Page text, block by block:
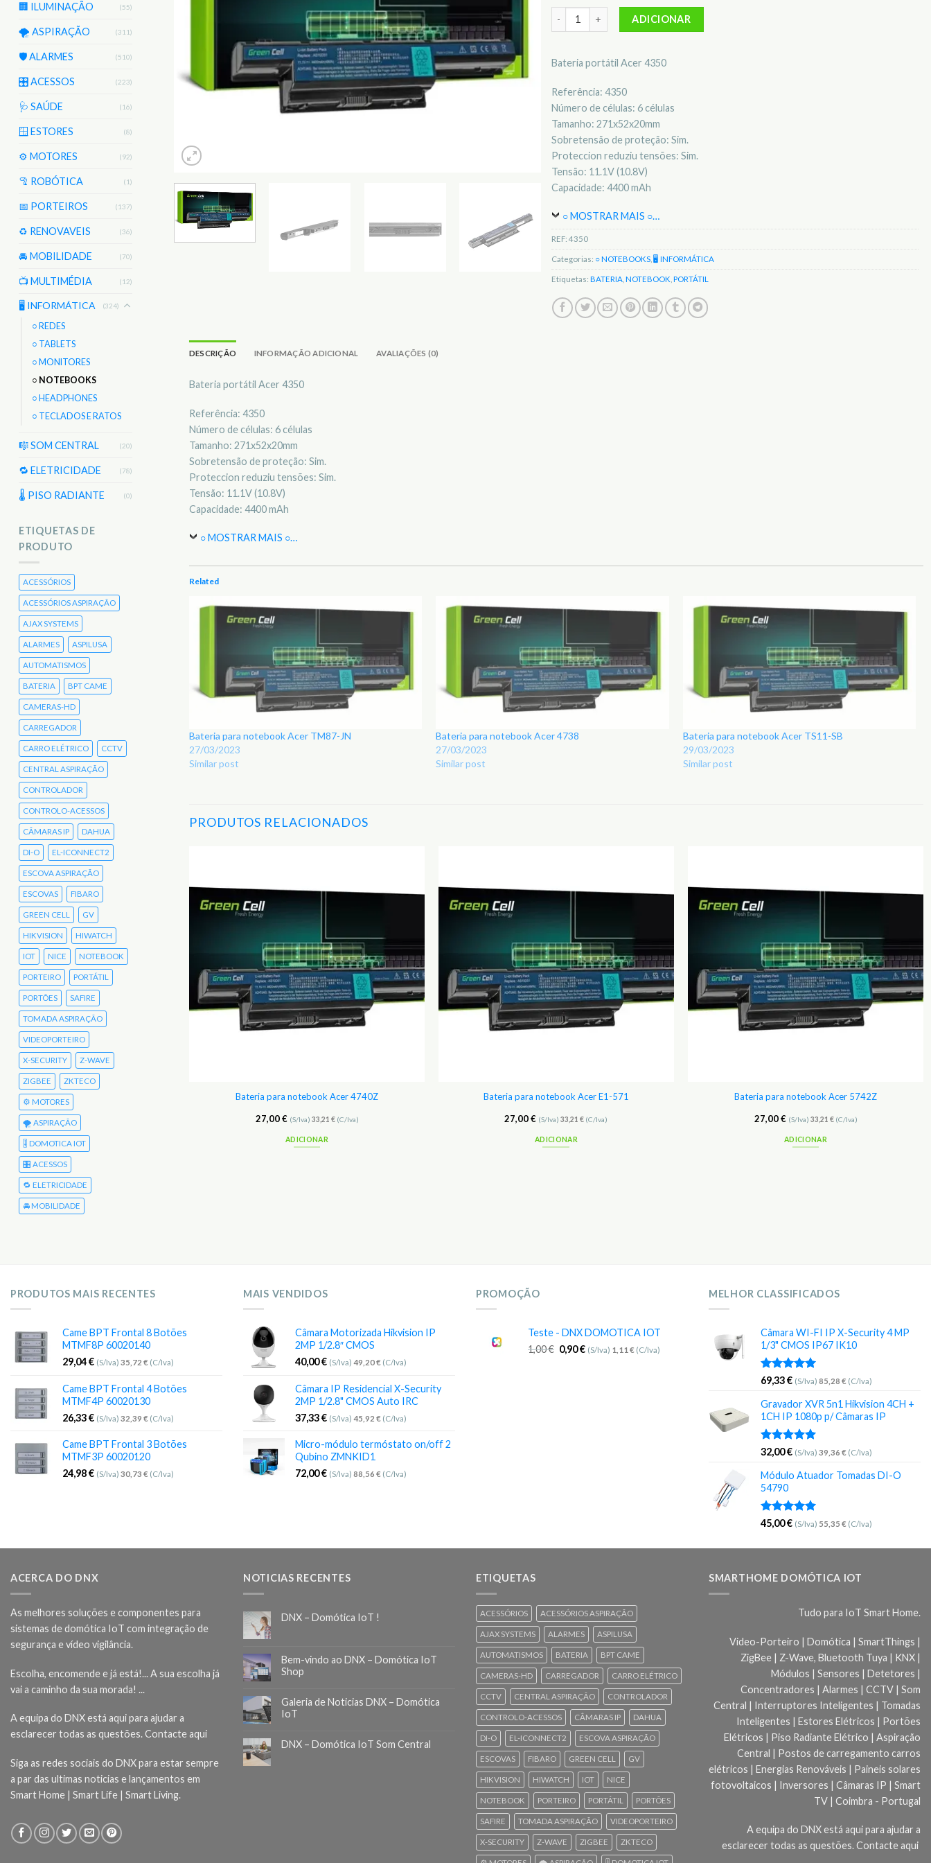
🏢 ILUMINAÇÃO (55)
🌪️ ASPIRAÇÃO (311)
🛡️ ALARMES (510)
🎛️ ACESSOS (223)
🩺 SAÚDE (16)
🪟 ESTORES (8)
⚙️ MOTORES (92)
🦿 ROBÓTICA (1)
📅 PORTEIROS (137)
♻️ RENOVAVEIS (36)
🚘 MOBILIDADE (70)
📺 MULTIMÉDIA (12)
🖥️ INFORMÁTICA (324)
○ REDES
○ TABLETS
○ MONITORES
○ NOTEBOOKS
○ HEADPHONES
○ TECLADOS E RATOS
🎼 SOM CENTRAL (20)
🔁 ELETRICIDADE (78)
🌡 PISO RADIANTE (0)
ETIQUETAS DE
PRODUTO
ACESSÓRIOS
ACESSÓRIOS ASPIRAÇÃO
AJAX SYSTEMS
ALARMES ASPILUSA
AUTOMATISMOS
BATERIA BPT CAME
CAMERAS-HD
CARREGADOR
CARRO ELÉTRICO CCTV
CENTRAL ASPIRAÇÃO
CONTROLADOR
CONTROLO-ACESSOS
CÂMARAS IP DAHUA
DI-O EL-ICONNECT2
ESCOVA ASPIRAÇÃO
ESCOVAS FIBARO
GREEN CELL GV
HIKVISION HIWATCH
IOT NICE NOTEBOOK
PORTEIRO PORTÁTIL
PORTÕES SAFIRE
TOMADA ASPIRAÇÃO
VIDEOPORTEIRO
X-SECURITY Z-WAVE
ZIGBEE ZKTECO
⚙️ MOTORES
🌪️ ASPIRAÇÃO
🎚️ DOMOTICA IOT
🎛️ ACESSOS
🔁 ELETRICIDADE
🚘 MOBILIDADE
Quantidade de Bateria para notebook Acer 4350
ADICIONAR
Bateria portátil Acer 4350
Referência: 4350
Número de células: 6 células
Tamanho: 271x52x20mm
Sobretensão de proteção: Sim.
Proteccion reduziu tensões: Sim.
Tensão: 11.1V (10.8V)
Capacidade: 4400 mAh
○ MOSTRAR MAIS ○…
REF: 4350
Categorias: ○ NOTEBOOKS 🖥️ INFORMÁTICA
Etiquetas: BATERIA NOTEBOOK PORTÁTIL
DESCRIÇÃO INFORMAÇÃO ADICIONAL AVALIAÇÕES (0)
Bateria portátil Acer 4350
Referência: 4350
Número de células: 6 células
Tamanho: 271x52x20mm
Sobretensão de proteção: Sim.
Proteccion reduziu tensões: Sim.
Tensão: 11.1V (10.8V)
Capacidade: 4400 mAh
○ MOSTRAR MAIS ○…
Related
Bateria para notebook Acer TM87-JN
27/03/2023
Similar post
Bateria para notebook Acer 4738
27/03/2023
Similar post
Bateria para notebook Acer TS11-SB
29/03/2023
Similar post
PRODUTOS RELACIONADOS
Bateria para notebook Acer 4740Z
27,00€ (S/Iva) 33,21 €(C/Iva)
ADICIONAR
Bateria para notebook Acer E1-571
27,00€ (S/Iva)33,21€ (C/Iva)
ADICIONAR
Bateria para notebook Acer 5742Z
27,00€ (S/Iva) 33,21 €(C/Iva)
ADICIONAR
IR sobre HDMI Ebode HDIK30
32,48€ (S/Iva)39,95
ADICIONAR
PRODUTOS MAIS RECENTES
Came BPT Frontal 8 Botões
MTMF8P 60020140
29,04€ (S/Iva) 35,72 € (C/Iva)
Came BPT Frontal 4 Botões
MTMF4P 60020130
26,33€ (S/Iva) 32,39 € (C/Iva)
Came BPT Frontal 3 Botões
MTMF3P 60020120
24,98€ (S/Iva) 30,73 € (C/Iva)
MAIS VENDIDOS
Câmara Motorizada Hikvision IP
2MP 1/2.8″ CMOS
40,00€ (S/Iva) 49,20€ (C/Iva)
Câmara IP Residencial X-Security
2MP 1/2.8" CMOS Auto IRC
37,33€ (S/Iva) 45,92 € (C/Iva)
Micro-módulo termóstato on/off 2
Qubino ZMNKID1
72,00€ (S/Iva) 88,56 € (C/Iva)
PROMOÇÃO
Teste - DNX DOMOTICA IOT
1,00€ 0,90€ (S/Iva) 1,11€ (C/Iva)
MELHOR CLASSIFICADOS
Câmara WI-FI IP X-Security 4 MP
1/3" CMOS IP67 IK10
Avaliação
69,33€ (S/Iva) 85,28 € (C/Iva)
Gravador XVR 5n1 Hikvision 4CH +
1CH IP 1080p p/ Câmaras IP
Avaliação
32,00€ (S/Iva) 39,36 € (C/Iva)
Módulo Atuador Tomadas DI-O
54790
Avaliação
45,00€ (S/Iva) 55,35 € (C/Iva)
ACERCA DO DNX
As melhores soluções e componentes para
sistemas de domótica IoT com integração de
segurança e vídeo vigilância.
Escolha, encomende e já está!... A sua escolha já
vai a caminho da sua morada! ...
A equipa do DNX está aqui para ajudar a
esclarecer todas as questões.Contacte aqui
Siga as redes sociais do DNX para estar sempre
a par das ultimas noticias e lançamentos em
Smart Home | Smart Life | Smart Living.
NOTICIAS RECENTES
DNX – Domótica IoT !
Bem-vindo ao DNX – Domótica IoT
Shop
Galeria de Noticias DNX – Domótica
IoT
DNX – Domótica IoT Som Central
ETIQUETAS
ACESSÓRIOS ACESSÓRIOS ASPIRAÇÃO
AJAX SYSTEMS ALARMES ASPILUSA
AUTOMATISMOS BATERIA BPT CAME
CAMERAS-HD CARREGADOR CARRO ELÉTRICO
CCTV CENTRAL ASPIRAÇÃO CONTROLADOR
CONTROLO-ACESSOS CÂMARAS IP DAHUA
DI-O EL-ICONNECT2 ESCOVA ASPIRAÇÃO
ESCOVAS FIBARO GREEN CELL GV
HIKVISION HIWATCH IOT NICE
NOTEBOOK PORTEIRO PORTÁTIL PORTÕES
SAFIRE TOMADA ASPIRAÇÃO VIDEOPORTEIRO
X-SECURITY Z-WAVE ZIGBEE ZKTECO
SMARTHOME DOMÓTICA IOT
Tudo para IoT Smart Home.
Video-Porteiro | Domótica | SmartThings |
ZigBee | Z-Wave, Bluetooth Tuya | KNX |
Módulos | Sensores | Detetores |
Concentradores | Alarmes | CCTV | Som
Central | Interruptores Inteligentes | Tomadas
Inteligentes | Estores Elétricos | Portões
Elétricos | Piso Radiante Elétrico | Aspiração
Central | Postos de carregamento carros
elétricos | Energias Renováveis | Paineis solares
fotovoltaicos | Inversores | Câmaras IP | Smart
TV | Coimbra - Portugal
A equipa do DNX está aqui para ajudar a
esclarecer todas as questões.Contacte aqui